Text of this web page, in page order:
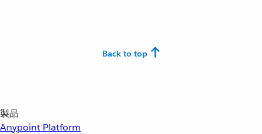
Back to top
製品
Anypoint Platform